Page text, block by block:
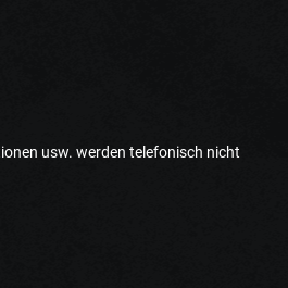
usw. werden telefonisch nicht